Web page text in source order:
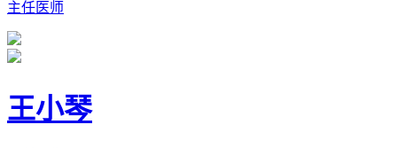
主任医师
王小琴